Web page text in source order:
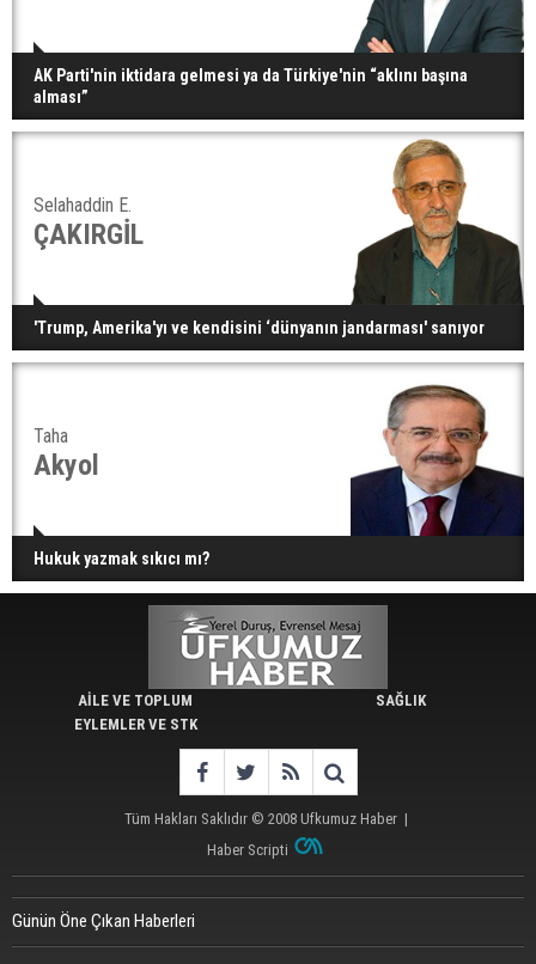
AK Parti'nin iktidara gelmesi ya da Türkiye'nin “aklını başına
alması”
Selahaddin E.
ÇAKIRGİL
'Trump, Amerika'yı ve kendisini ‘dünyanın jandarması' sanıyor
Taha
Akyol
Hukuk yazmak sıkıcı mı?
AİLE VE TOPLUM
EYLEMLER VE STK
SAĞLIK
Tüm Hakları Saklıdır © 2008 Ufkumuz Haber |
Haber Scripti
Günün Öne Çıkan Haberleri